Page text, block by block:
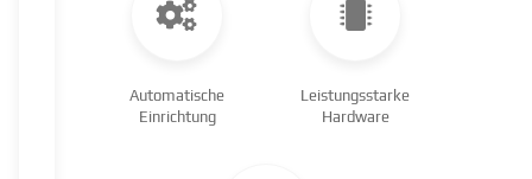
Automatische
Einrichtung
Leistungsstarke
Hardware